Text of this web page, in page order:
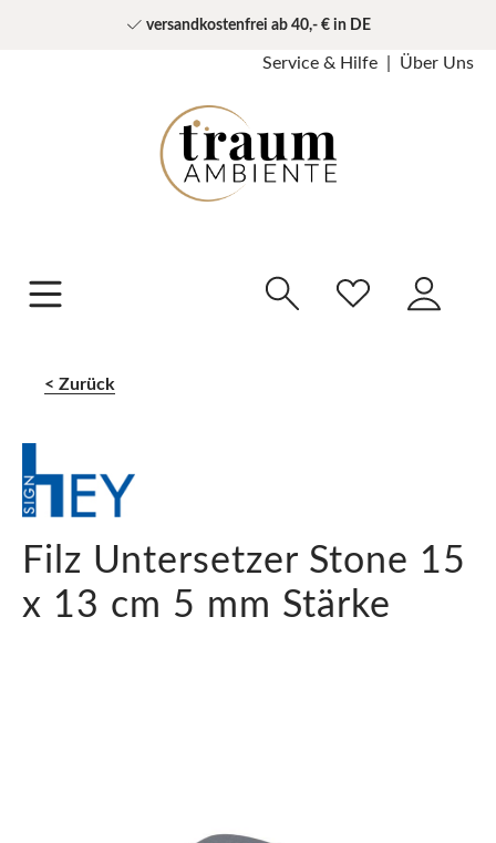
versandkostenfrei ab 40,- € in DE
Service & Hilfe Über Uns
Zurück
Filz Untersetzer Stone 15
x 13 cm 5 mm Stärke